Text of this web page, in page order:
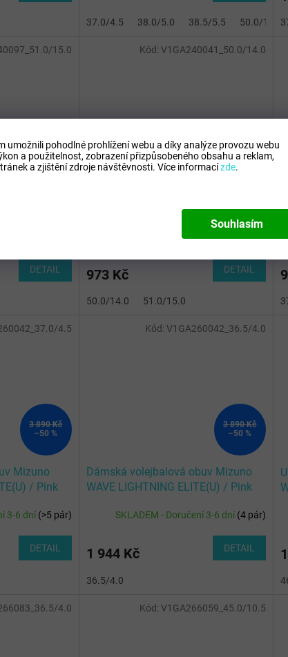
umožnili pohodlné prohlížení webu a díky analýze provozu webu
a použitelnost, zobrazení přizpůsobeného obsahu a reklam,
a zjištění zdroje návštěvnosti. Více informacízde.
Souhlasím
37.0/4.5 38.0/5.0 38.5/5.5 50.0/14.0
3 890 Kč
–74 %
DETAIL
15.0
3 890 Kč
–74 %
WAVE LIGHTNING Z8(U) /
SKLADEM - Doručení 3-6 dní
973 Kč DETAIL
50.0/14.0 51.0/15.0
Kód: V1GA240041_50.0/14.0
3 890 Kč
–50 %
Mizuno
/ Pink
3-6 dní(>5 pár)
DETAIL
4.5
3 890 Kč
–50 %
Dámská volejbalová obuv Mizuno
WAVE LIGHTNING ELITE(U) / Pink
SKLADEM - Doručení 3-6 dní(4 pár)
1 944 Kč DETAIL
36.5/4.0
Kód: V1GA260042_36.5/4.0
4.0 Kód: V1GA266059_45.0/10.5